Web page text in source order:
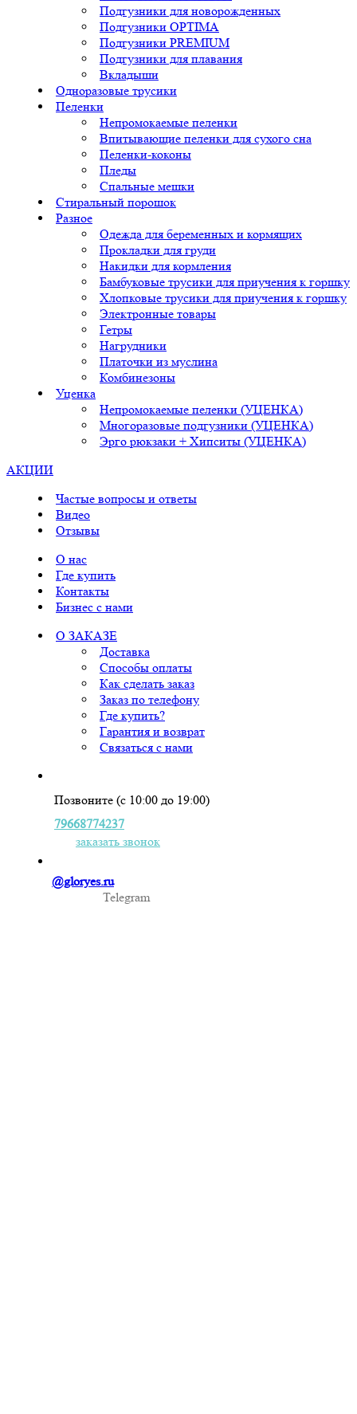
Подгузники для новорожденных
Подгузники OPTIMA
Подгузники PREMIUM
Подгузники для плавания
Вкладыши
Одноразовые трусики
Пеленки
Непромокаемые пеленки
Впитывающие пеленки для сухого сна
Пеленки-коконы
Пледы
Спальные мешки
Стиральный порошок
Разное
Одежда для беременных и кормящих
Прокладки для груди
Накидки для кормления
Бамбуковые трусики для приучения к горшку
Хлопковые трусики для приучения к горшку
Электронные товары
Гетры
Нагрудники
Платочки из муслина
Комбинезоны
Уценка
Непромокаемые пеленки (УЦЕНКА)
Многоразовые подгузники (УЦЕНКА)
Эрго рюкзаки + Хипситы (УЦЕНКА)
АКЦИИ
Частые вопросы и ответы
Видео
Отзывы
О нас
Где купить
Контакты
Бизнес с нами
О ЗАКАЗЕ
Доставка
Способы оплаты
Как сделать заказ
Заказ по телефону
Где купить?
Гарантия и возврат
Связаться с нами
Позвоните (с 10:00 до 19:00)
79668774237
заказать звонок
@gloryes.ru
Telegram